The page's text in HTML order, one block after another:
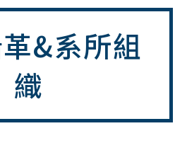
&系所組
織